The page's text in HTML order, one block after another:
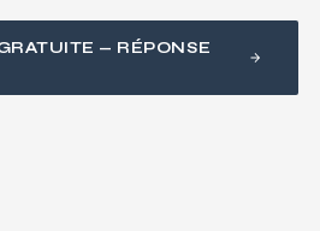
— RÉPONSE